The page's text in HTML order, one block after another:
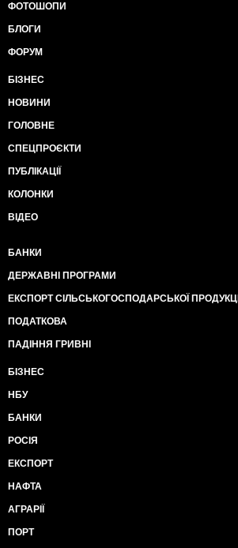
ФОТОШОПИ
БЛОГИ
ФОРУМ
БІЗНЕС
НОВИНИ
ГОЛОВНЕ
СПЕЦПРОЄКТИ
ПУБЛІКАЦІЇ
КОЛОНКИ
ВІДЕО
БАНКИ
ДЕРЖАВНІ ПРОГРАМИ
ЕКСПОРТ СІЛЬСЬКОГОСПОДАРСЬКОЇ ПРОДУКЦІЇ
ПОДАТКОВА
ПАДІННЯ ГРИВНІ
БІЗНЕС
НБУ
БАНКИ
РОСІЯ
ЕКСПОРТ
НАФТА
АГРАРІЇ
ПОРТ